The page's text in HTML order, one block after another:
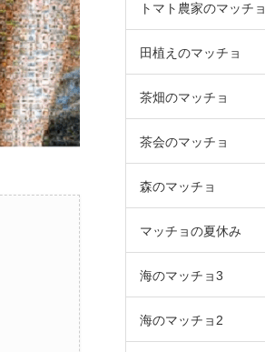
トマト農家のマッチョ
田植えのマッチョ
茶畑のマッチョ
茶会のマッチョ
森のマッチョ
マッチョの夏休み
海のマッチョ3
海のマッチョ2